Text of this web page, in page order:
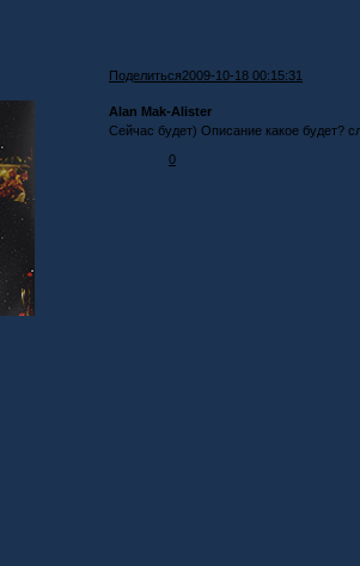
Поделиться2009-10-18 00:15:31
Alan Mak-Alister
Сейчас будет) Описание какое будет?
0